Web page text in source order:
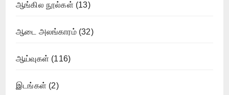
ஆங்கில நூல்கள் (13)
ஆடை அலங்காரம்(32)
ஆய்வுகள் (116)
இடங்கள் (2)